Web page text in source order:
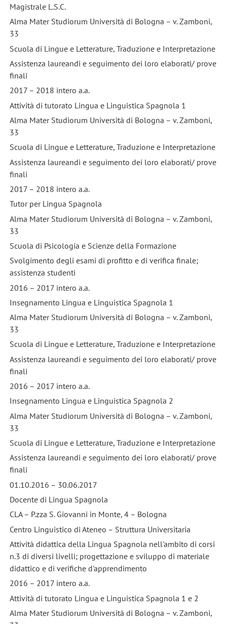
Magistrale L.S.C.
Alma Mater Studiorum Università di Bologna – v. Zamboni,
33
Scuola di Lingue e Letterature, Traduzione e Interpretazione
Assistenza laureandi e seguimento dei loro elaborati/ prove
finali
2017 – 2018 intero a.a.
Attività di tutorato Lingua e Linguistica Spagnola 1
Alma Mater Studiorum Università di Bologna – v. Zamboni,
33
Scuola di Lingue e Letterature, Traduzione e Interpretazione
Assistenza laureandi e seguimento dei loro elaborati/ prove
finali
2017 – 2018 intero a.a.
Tutor per Lingua Spagnola
Alma Mater Studiorum Università di Bologna – v. Zamboni,
33
Scuola di Psicologia e Scienze della Formazione
Svolgimento degli esami di profitto e di verifica finale;
assistenza studenti
2016 – 2017 intero a.a.
Insegnamento Lingua e Linguistica Spagnola 1
Alma Mater Studiorum Università di Bologna – v. Zamboni,
33
Scuola di Lingue e Letterature, Traduzione e Interpretazione
Assistenza laureandi e seguimento dei loro elaborati/ prove
finali
2016 – 2017 intero a.a.
Insegnamento Lingua e Linguistica Spagnola 2
Alma Mater Studiorum Università di Bologna – v. Zamboni,
33
Scuola di Lingue e Letterature, Traduzione e Interpretazione
Assistenza laureandi e seguimento dei loro elaborati/ prove
finali
01.10.2016 – 30.06.2017
Docente di Lingua Spagnola
CLA – P.zza S. Giovanni in Monte, 4 – Bologna
Centro Linguistico di Ateneo – Struttura Universitaria
Attività didattica della Lingua Spagnola nell'ambito di corsi
n.3 di diversi livelli; progettazione e sviluppo di materiale
didattico e di verifiche d'apprendimento
2016 – 2017 intero a.a.
Attività di tutorato Lingua e Linguistica Spagnola 1 e 2
Alma Mater Studiorum Università di Bologna – v. Zamboni,